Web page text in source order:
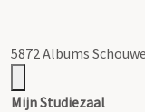
5872 Albums
Mijn Studiezaal